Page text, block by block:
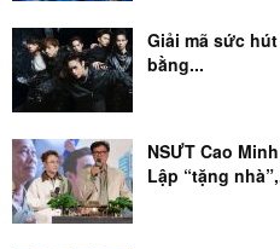
Giải mã sức
bằng...
NSƯT Cao
Lập “tặng